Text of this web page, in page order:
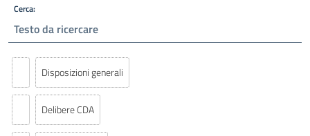
Cerca:
Disposizioni generali
Delibere CDA